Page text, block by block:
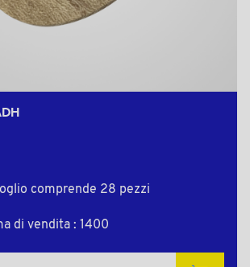
comprende 28 pezzi
di vendita : 1400